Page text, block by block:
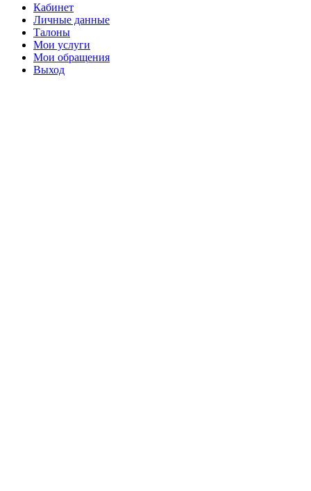
Кабинет
Личные данные
Талоны
Мои услуги
Мои обращения
Выход